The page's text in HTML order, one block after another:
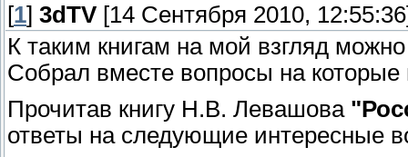
[1] 3dTV [14 Сентября 2010,
К таким книгам на мой взгляд
Собрал вместе вопросы на
Прочитав книгу Н.В. Левашова
ответы на следующие интересные